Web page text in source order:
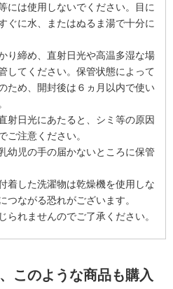
には使用しないでください。目に
ぐに水、またはぬるま湯で十分に
り締め、直射日光や高温多湿な場
してください。保管状態によって
ため、開封後は６ヵ月以内で使い
射日光にあたると、シミ等の原因
ご注意ください。
幼児の手の届かないところに保管
着した洗濯物は乾燥機を使用しな
つながる恐れがございます。
られませんのでご了承ください。
このような商品も購入